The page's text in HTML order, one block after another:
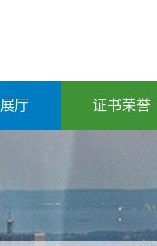
厅 证书荣誉